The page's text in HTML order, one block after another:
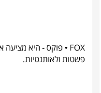
פשטות ולאותנטיות.